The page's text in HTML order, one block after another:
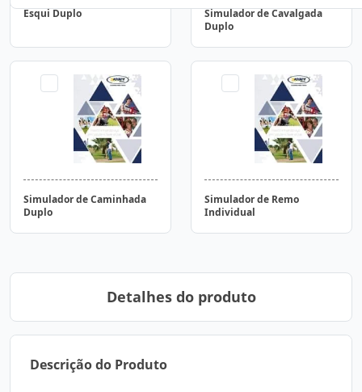
Esqui Duplo
Simulador de Cavalgada
Duplo
Simulador de Caminhada
Duplo
Simulador de Remo
Individual
Detalhes do produto
Descrição do Produto